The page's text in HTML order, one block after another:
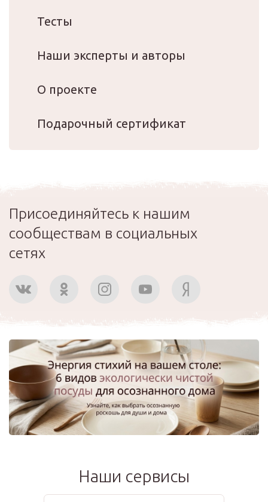
Тесты
Наши эксперты и авторы
О проекте
Подарочный сертификат
Присоединяйтесь к нашим
сообществам в социальных
сетях
Наши сервисы